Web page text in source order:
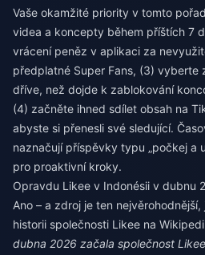
Vaše okamžité priority v tomto
videa a koncepty během příštích 7
vrácení peněz v aplikaci za
předplatné Super Fans, (3) vyberte
dříve, než dojde k zablokování
(4) začněte ihned sdílet obsah na
abyste si přenesli své sledující.
naznačují příspěvky typu „počkej a
pro proaktivní kroky.
Opravdu Likee v Indonésii v dubnu
Ano – a zdroj je ten
historii společnosti Likee na
dubna 2026 začala společnost